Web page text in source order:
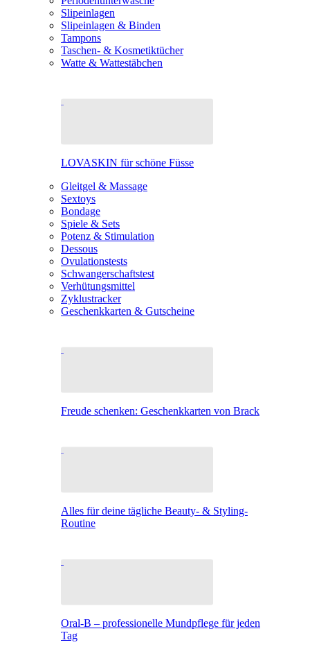
Slipeinlagen
Slipeinlagen & Binden
Tampons
Taschen- & Kosmetiktücher
Watte & Wattestäbchen
LOVASKIN für schöne Füsse
Gleitgel & Massage
Sextoys
Bondage
Spiele & Sets
Potenz & Stimulation
Dessous
Ovulationstests
Schwangerschaftstest
Verhütungsmittel
Zyklustracker
Geschenkkarten & Gutscheine
Freude schenken: Geschenkkarten von Brack
Alles für deine tägliche Beauty- & Styling-
Routine
Oral-B – professionelle Mundpflege für jeden
Tag